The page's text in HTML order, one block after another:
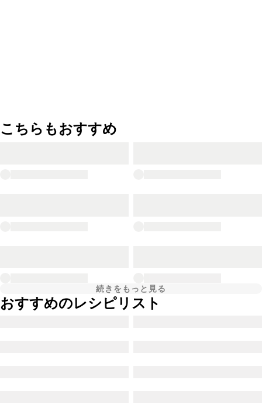
こちらもおすすめ
続きをもっと見る
おすすめのレシピリスト